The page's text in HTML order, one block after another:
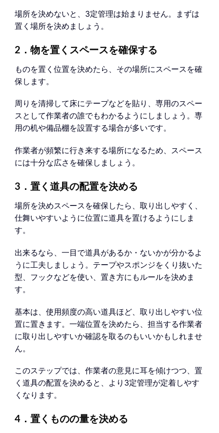
場所を決めないと、3定管理は始まりません。まずは
置く場所を決めましょう。
2．物を置くスペースを確保する
ものを置く位置を決めたら、その場所にスペースを確
保します。
周りを清掃して床にテープなどを貼り、専用のスペー
スとして作業者の誰でもわかるようにしましょう。専
用の机や備品棚を設置する場合が多いです。
作業者が頻繁に行き来する場所になるため、スペース
には十分な広さを確保しましょう。
3．置く道具の配置を決める
場所を決めスペースを確保したら、取り出しやすく、
仕舞いやすいように位置に道具を置けるようにしま
す。
出来るなら、一目で道具があるか・ないかが分かるよ
うに工夫しましょう。テープやスポンジをくり抜いた
型、フックなどを使い、置き方にもルールを決めま
す。
基本は、使用頻度の高い道具ほど、取り出しやすい位
置に置きます。一端位置を決めたら、担当する作業者
に取り出しやすいか確認を取るのもいいかもしれませ
ん。
このステップでは、作業者の意見に耳を傾けつつ、置
く道具の配置を決めると、より3定管理が定着しやす
くなります。
4．置くものの量を決める